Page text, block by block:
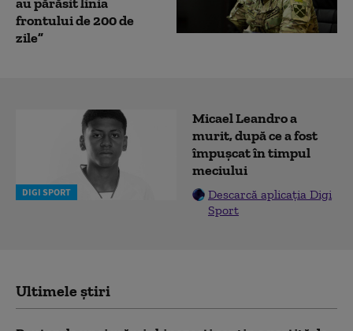
frontului de 200 de
zile”
DIGI SPORT
Micael Leandro a
murit, după ce a fost
împușcat în timpul
meciului
Descarcă aplicația Digi
Sport
Ultimele știri